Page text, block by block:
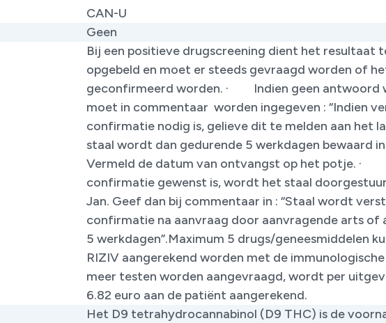
CAN-U
Geen
Bij een positieve drugscreening dient het resultaat
opgebeld en moet er steeds gevraagd worden of
geconfirmeerd worden. · Indien geen antwoord
moet in commentaar worden ingegeven : “Indien
confirmatie nodig is, gelieve dit te melden aan het
staal wordt dan gedurende 5 werkdagen bewaard
Vermeld de datum van ontvangst op het potje. ·
confirmatie gewenst is, wordt het staal
Jan. Geef dan bij commentaar in : “Staal wordt
confirmatie na aanvraag door aanvragende arts of
5 werkdagen”.Maximum 5 drugs/geneesmiddelen
RIZIV aangerekend worden met de
meer testen worden aangevraagd, wordt per
6.82 euro aan de patiënt aangerekend.
Het D9 tetrahydrocannabinol (D9 THC) is de